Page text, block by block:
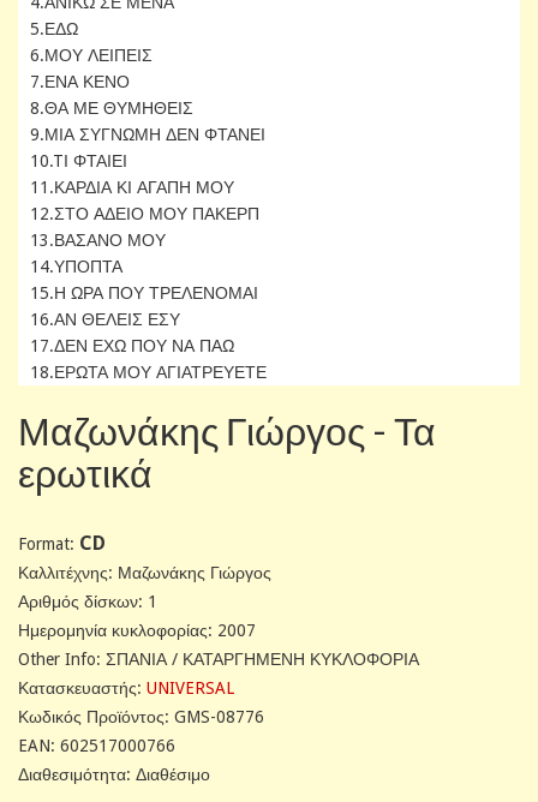
5.ΕΔΩ
6.ΜΟΥ ΛΕΙΠΕΙΣ
7.ΕΝΑ ΚΕΝΟ
8.ΘΑ ΜΕ ΘΥΜΗΘΕΙΣ
9.ΜΙΑ ΣΥΓΝΩΜΗ ΔΕΝ ΦΤΑΝΕΙ
10.TΙ ΦΤΑΙΕΙ
11.ΚΑΡΔΙΑ ΚΙ ΑΓΑΠΗ ΜΟΥ
12.ΣΤΟ ΑΔΕΙΟ ΜΟΥ ΠΑΚΕΡΠ
13.ΒΑΣΑΝΟ ΜΟΥ
14.ΥΠΟΠΤΑ
15.Η ΩΡΑ ΠΟΥ ΤΡΕΛΕΝΟΜΑΙ
16.ΑΝ ΘΕΛΕΙΣ ΕΣΥ
17.ΔΕΝ ΕΧΩ ΠΟΥ ΝΑ ΠΑΩ
18.ΕΡΩΤΑ ΜΟΥ ΑΓΙΑΤΡΕΥΕΤΕ
Μαζωνάκης Γιώργος - Τα
ερωτικά
Format: CD
Καλλιτέχνης: Μαζωνάκης Γιώργος
Αριθμός δίσκων: 1
Ημερομηνία κυκλοφορίας: 2007
Other Info: ΣΠΑΝΙΑ / ΚΑΤΑΡΓΗΜΕΝΗ ΚΥΚΛΟΦΟΡΙΑ
Κατασκευαστής: UNIVERSAL
Κωδικός Προϊόντος: GMS-08776
EAN: 602517000766
Διαθεσιμότητα: Διαθέσιμο